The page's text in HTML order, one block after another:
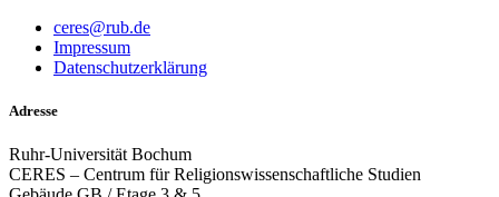
ceres@rub.de
Impressum
Datenschutzerklärung
Adresse
Ruhr-Universität Bochum
CERES – Centrum für Religionswissenschaftliche Studien